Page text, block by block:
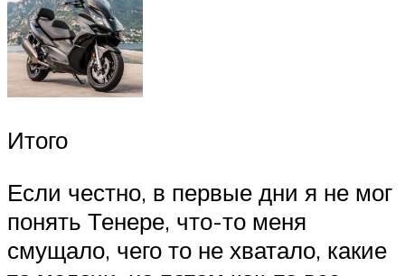
Итого
Если честно, в первые дни я не мог
понять Тенере, что-то меня
смущало, чего то не хватало, какие